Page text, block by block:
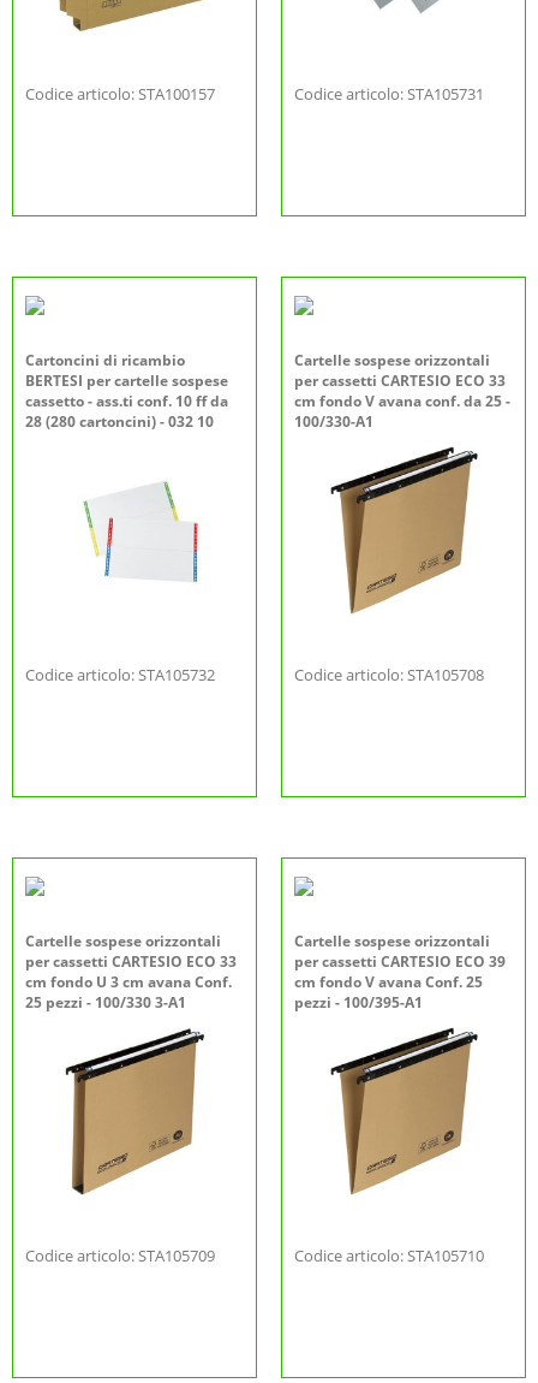
Codice articolo: STA100157 Codice articolo: STA105731
Cartoncini di ricambio
BERTESI per cartelle sospese
cassetto - ass.ti conf. 10 ff da
28 (280 cartoncini) - 032 10
Codice articolo: STA105732
Cartelle sospese orizzontali
per cassetti CARTESIO ECO 33
cm fondo V avana conf. da 25 -
100/330-A1
Codice articolo: STA105708
Cartelle sospese orizzontali
per cassetti CARTESIO ECO 33
cm fondo U 3 cm avana Conf.
25 pezzi - 100/330 3-A1
Codice articolo: STA105709
Cartelle sospese orizzontali
per cassetti CARTESIO ECO 39
cm fondo V avana Conf. 25
pezzi - 100/395-A1
Codice articolo: STA105710